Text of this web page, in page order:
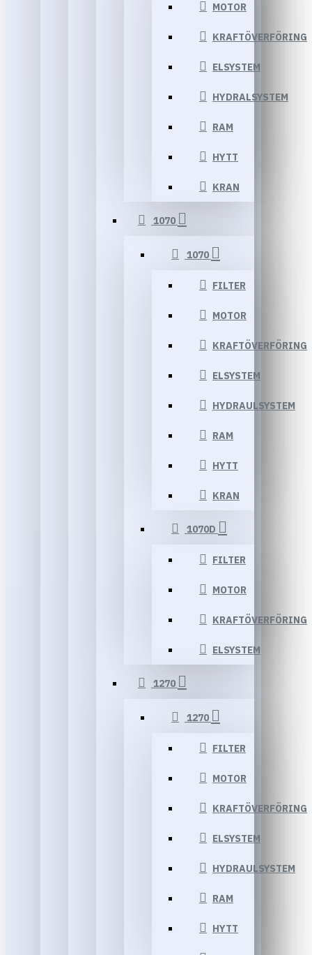
MOTOR
KRAFTÖVERFÖRING
ELSYSTEM
HYDRALSYSTEM
RAM
HYTT
KRAN
1070
1070
FILTER
MOTOR
KRAFTÖVERFÖRING
ELSYSTEM
HYDRAULSYSTEM
RAM
HYTT
KRAN
1070D
FILTER
MOTOR
KRAFTÖVERFÖRING
ELSYSTEM
1270
1270
FILTER
MOTOR
KRAFTÖVERFÖRING
ELSYSTEM
HYDRAULSYSTEM
RAM
HYTT